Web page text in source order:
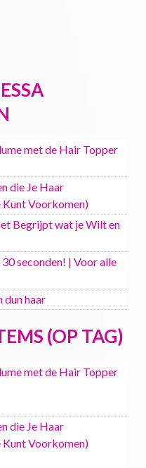
met de Hair Topper
die Je Haar
Kunt Voorkomen)
Begrijpt wat je Wilt en
seconden! | Voor alle
dun haar
(OP TAG)
met de Hair Topper
die Je Haar
Kunt Voorkomen)